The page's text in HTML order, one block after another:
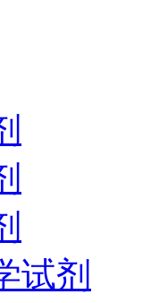
试剂